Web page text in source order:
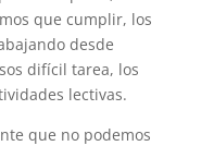
que cumplir, los
desde
difícil tarea, los
lectivas.
que no podemos